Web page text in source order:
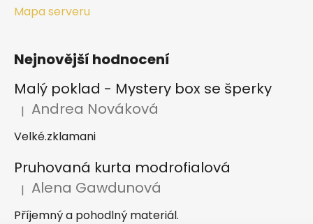
Mapa serveru
Nejnovější hodnocení
Malý poklad - Mystery box se šperky
Hodnocení produktu je 2 z 5 hvězdiček.
| Andrea Nováková
Velké.zklamani
Pruhovaná kurta modrofialová
Hodnocení produktu je 5 z 5 hvězdiček.
| Alena Gawdunová
Příjemný a pohodlný materiál.